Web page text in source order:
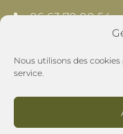
Nous utilisons des
service.
06 63 70 00 54
Les Chemins de
195 Chemin du
26800 Montoison